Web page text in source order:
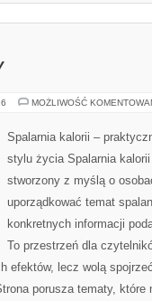
MOŻLIWOŚĆ
Spalarnia kalorii –
stylu życia Spalarnia
stworzony z myślą o
uporządkować temat
konkretnych informacji
To przestrzeń dla
efektów, lecz wolą
porusza tematy, które